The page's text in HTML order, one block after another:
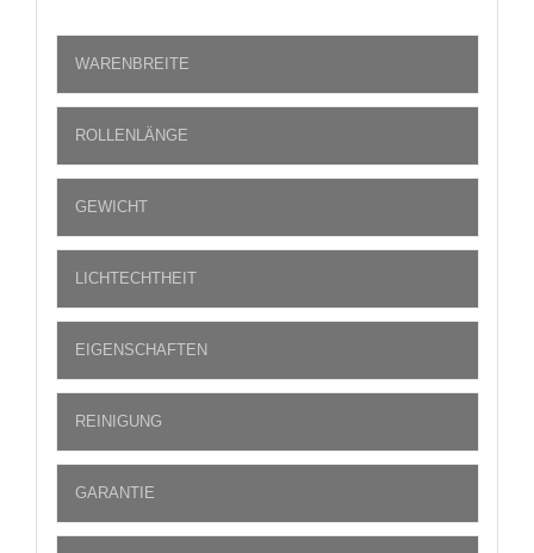
WARENBREITE
ROLLENLÄNGE
GEWICHT
LICHTECHTHEIT
EIGENSCHAFTEN
REINIGUNG
GARANTIE